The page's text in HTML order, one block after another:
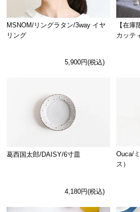
MSNOM/リングラタン/3way イヤ
リング
5,900円(税込)
【在
カッテ
葛西国太郎/DAISY/6寸皿
4,180円(税込)
Ouca/
ス）